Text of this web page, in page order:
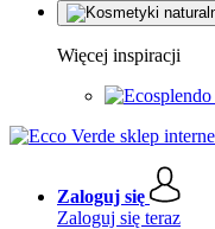
Więcej inspiracji
Zaloguj się
Zaloguj się teraz